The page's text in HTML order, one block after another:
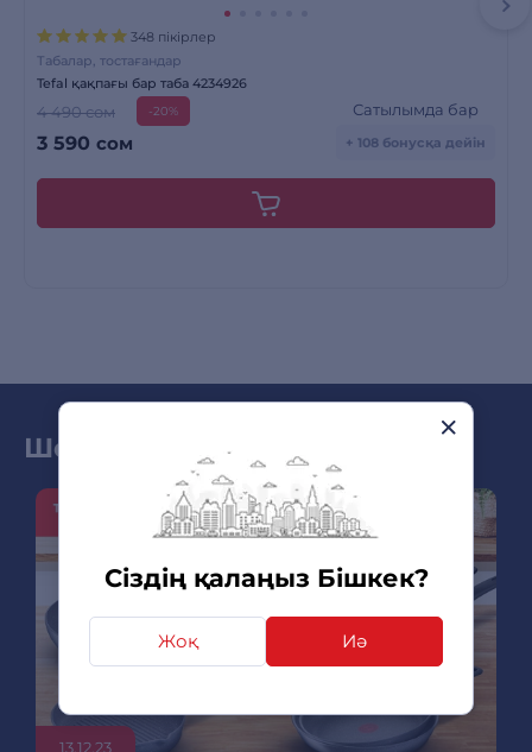
Сіздің қалаңыз Бішкек?
Жоқ Иә
348 пікірлер
Табалар, тостағандар
Tefal қақпағы бар таба 4234926
4 490 сом -20%
3 590 сом
Сатылымда бар
+ 108 бонусқа дейін
Шолу мен жаңа өнімдер
13.12.23